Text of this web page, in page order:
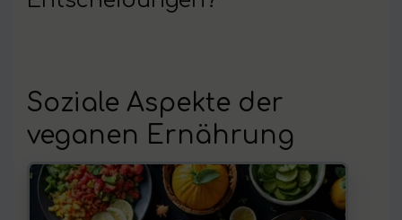
Soziale Aspekte der
veganen Ernährung